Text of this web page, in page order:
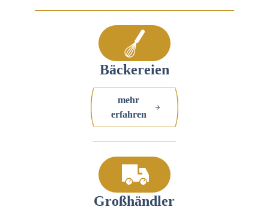
Bäckereien
mehr
erfahren
Großhändler